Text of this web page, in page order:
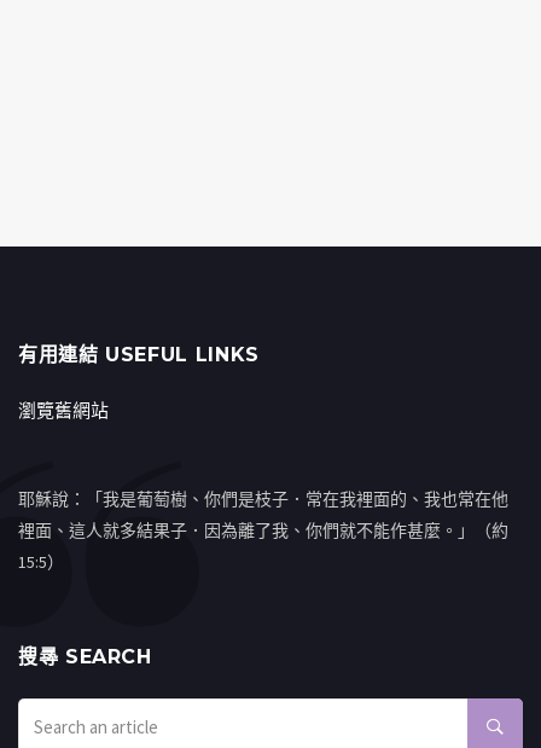
有用連結 USEFUL LINKS
瀏覽舊網站
耶穌說：「我是葡萄樹、你們是枝子．常在我裡面的、我也常在他
裡面、這人就多結果子．因為離了我、你們就不能作甚麼。」（約
15:5）
搜㝷 SEARCH